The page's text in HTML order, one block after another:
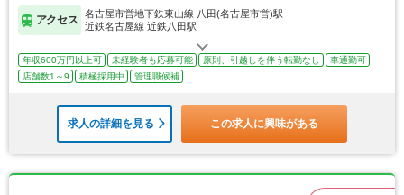
アクセス
名古屋市営地下鉄東山線 八田(名古屋市営)駅
近鉄名古屋線 近鉄八田駅
年収600万円以上可 未経験者も応募可能 原則、引越しを伴う転勤なし
車通勤可
店舗数1～9
積極採用中 管理職候補
求人の詳細を見る この求人に興味がある